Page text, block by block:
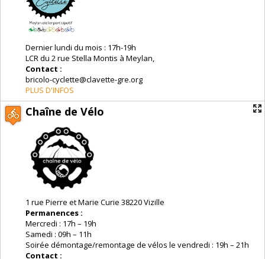
Dernier lundi du mois : 17h-19h
LCR du 2 rue Stella Montis à Meylan,
Contact :
bricolo-cyclette@clavette-gre.org
PLUS D'INFOS
Chaîne de Vélo
1 rue Pierre et Marie Curie 38220 Vizille
Permanences :
Mercredi : 17h – 19h
Samedi : 09h – 11h
Soirée démontage/remontage de vélos le vendredi : 19h – 21h
Contact :